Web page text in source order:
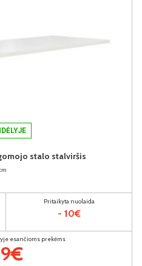
stalo stalviršis
Pritaikyta nuolaida
- 10€
esančioms prekėms